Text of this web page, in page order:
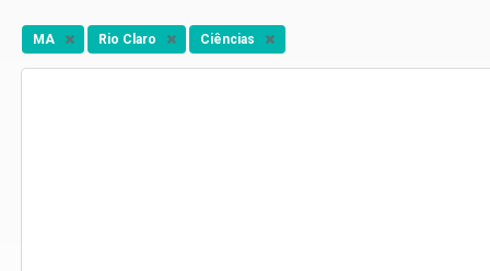
MA Rio Claro Ciências